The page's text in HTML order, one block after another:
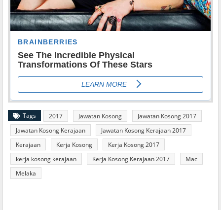
Tags 2017 Jawatan Kosong
Jawatan Kosong 2017
Jawatan Kosong Kerajaan
Jawatan Kosong Kerajaan 2017
Kerajaan
Kerja Kosong
Kerja Kosong 2017
kerja kosong kerajaan
Kerja Kosong Kerajaan 2017
Mac
Melaka